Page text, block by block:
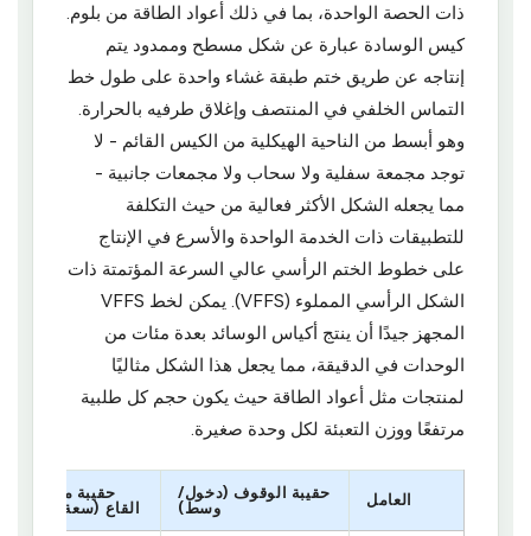
ذات الحصة الواحدة، بما في ذلك أعواد الطاقة من بلوم.
كيس الوسادة عبارة عن شكل مسطح وممدود يتم
إنتاجه عن طريق ختم طبقة غشاء واحدة على طول خط
التماس الخلفي في المنتصف وإغلاق طرفيه بالحرارة.
وهو أبسط من الناحية الهيكلية من الكيس القائم - لا
توجد مجمعة سفلية ولا سحاب ولا مجمعات جانبية -
مما يجعله الشكل الأكثر فعالية من حيث التكلفة
للتطبيقات ذات الخدمة الواحدة والأسرع في الإنتاج
على خطوط الختم الرأسي عالي السرعة المؤتمتة ذات
الشكل الرأسي المملوء (VFFS). يمكن لخط VFFS
المجهز جيدًا أن ينتج أكياس الوسائد بعدة مئات من
الوحدات في الدقيقة، مما يجعل هذا الشكل مثاليًا
لمنتجات مثل أعواد الطاقة حيث يكون حجم كل طلبية
مرتفعًا ووزن التعبئة لكل وحدة صغيرة.
العامل
حقيبة الوقوف (دخول/
وسط)
حقيبة مسطحة
القاع (سعة كبيرة)